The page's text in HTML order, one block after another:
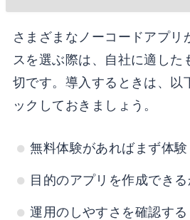
さまざまなノーコードアプリ
スを選ぶ際は、自社に適した
切です。導入するときは、以
ックしておきましょう。
無料体験があればまず体験
目的のアプリを作成でき
運用のしやすさを確認する